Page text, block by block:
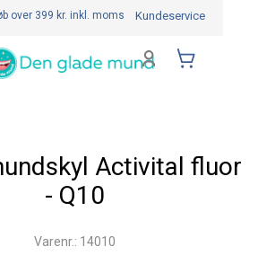
Activital fluor
- Q10
Varenr.: 14010
over 399 kr. inkl. moms Kundeservice